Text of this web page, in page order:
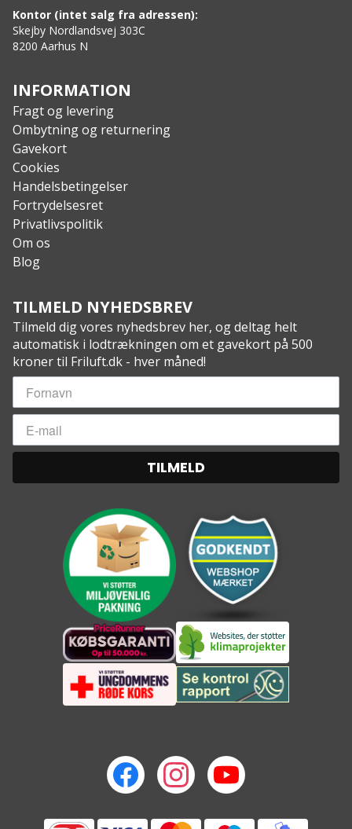
mørket
Specs:
Batteri: 155Wh 13Ah/12V Lithium-ion
Dimensioner: 209x178x96mm
Vægt: 1700 gram
Indgangsopladestik: 15V/2AMP
Opladningstid: Cirka 8 timer (0-100%)
Temperaturområde: -10 til +40 grader Celsius
Levetid/opladningscyklusser: Cirka 500 gange
Inkluderet: Strømforsyning, 230V oplader, 12V
billader, 2x 5,5/2,1mm til cigarettænderstik, manual
Kontor (intet salg fra adressen):
Skejby Nordlandsvej 303C
8200 Aarhus N
INFORMATION
Fragt og levering
Ombytning og returnering
Gavekort
Cookies
Handelsbetingelser
Fortrydelsesret
Privatlivspolitik
Om os
Blog
TILMELD NYHEDSBREV
Tilmeld dig vores nyhedsbrev her, og deltag helt
automatisk i lodtrækningen om et gavekort på 500
kroner til Friluft.dk - hver måned!
TILMELD